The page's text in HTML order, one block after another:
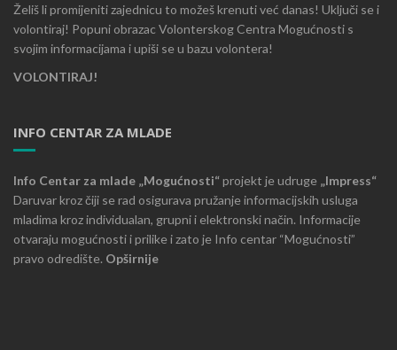
Želiš li promijeniti zajednicu to možeš krenuti već danas! Uključi se i
volontiraj! Popuni obrazac Volonterskog Centra Mogućnosti s
svojim informacijama i upiši se u bazu volontera!
VOLONTIRAJ!
INFO CENTAR ZA MLADE
Info Centar za mlade „Mogućnosti“projekt je udruge „Impress“
Daruvar kroz čiji se rad osigurava pružanje informacijskih usluga
mladima kroz individualan, grupni i elektronski način. Informacije
otvaraju mogućnosti i prilike i zato je Info centar “Mogućnosti”
pravo odredište. Opširnije